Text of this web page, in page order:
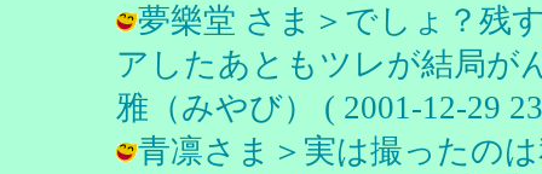
夢樂堂 さま＞でしょ？残
アしたあともツレが結局が
雅（みやび） ( 2001-12-29
青凛さま＞実は撮ったの